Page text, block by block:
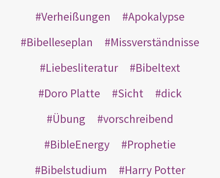
Verheißungen
Apokalypse
Bibelleseplan
Missverständnisse
Liebesliteratur
Bibeltext
Doro Platte
Sicht
dick
Übung
vorschreibend
BibleEnergy
Prophetie
Bibelstudium
Harry Potter